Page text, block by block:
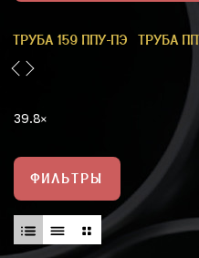
ТРУБА 159 ППУ-ПЭ ТРУБА
39.8
ФИЛЬТРЫ